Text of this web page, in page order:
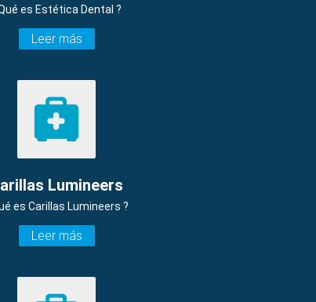
es Estética Dental ?
Leer más
Lumineers
es Carillas Lumineers ?
Leer más